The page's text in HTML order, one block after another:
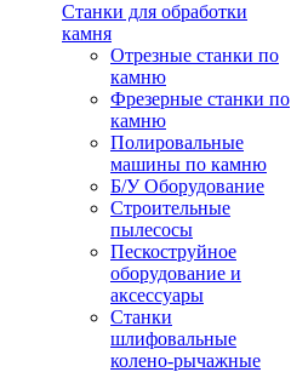
Станки для обработки
камня
Отрезные станки по
камню
Фрезерные станки по
камню
Полировальные
машины по камню
Б/У Оборудование
Строительные
пылесосы
Пескоструйное
оборудование и
аксессуары
Станки
шлифовальные
колено-рычажные